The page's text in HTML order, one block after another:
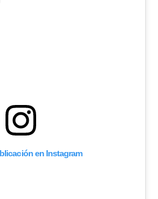
en Instagram